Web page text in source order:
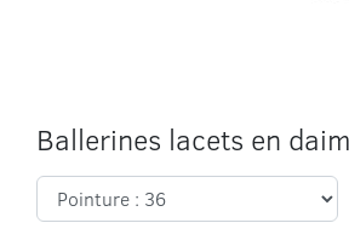
Ballerines lacets en